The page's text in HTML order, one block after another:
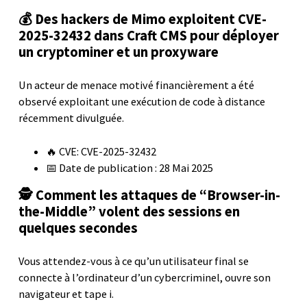
💰 Des hackers de Mimo exploitent CVE-
2025-32432 dans Craft CMS pour déployer
un cryptominer et un proxyware
Un acteur de menace motivé financièrement a été
observé exploitant une exécution de code à distance
récemment divulguée.
🔥 CVE: CVE-2025-32432
📅 Date de publication : 28 Mai 2025
🕵️ Comment les attaques de “Browser-in-
the-Middle” volent des sessions en
quelques secondes
Vous attendez-vous à ce qu’un utilisateur final se
connecte à l’ordinateur d’un cybercriminel, ouvre son
navigateur et tape i.